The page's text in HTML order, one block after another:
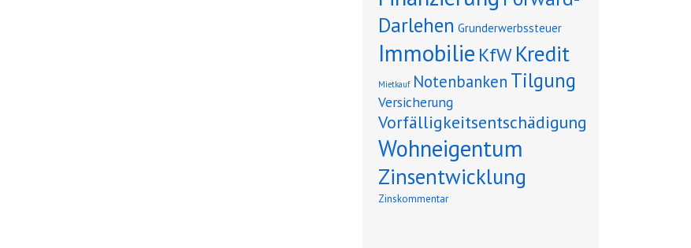
Darlehen Grunderwerbssteuer
Immobilie KfWKredit
Mietkauf Notenbanken Tilgung
Versicherung
Vorfälligkeitsentschädigung
Wohneigentum
Zinsentwicklung
Zinskommentar